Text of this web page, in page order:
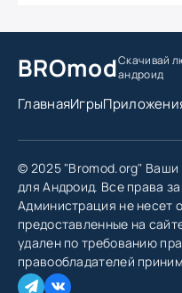
BROmodСкачивай
андроид
ГлавнаяИгры
© 2025 "Bromod.org"
для Андроид. Все права
Администрация не несет
предоставленные на
удален по требованию
правообладателей